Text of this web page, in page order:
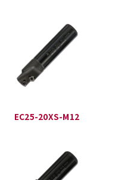
EC25-20XS-M12